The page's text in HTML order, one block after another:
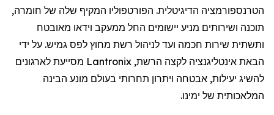
הטרנספורמציה הדיגיטלית. הפורטפוליו המקיף שלה של חומרה,
תוכנה ושירותים מניע יישומים החל ממעקב וידאו מאובטח
ותשתית שירות חכמה ועד לניהול רשת מחוץ לפס גמיש. על ידי
הבאת אינטליגנציה לקצה הרשת, Lantronix מסייעת לארגונים
להשיג יעילות, אבטחה ויתרון תחרותי בעולם מונע הבינה
המלאכותית של ימינו.